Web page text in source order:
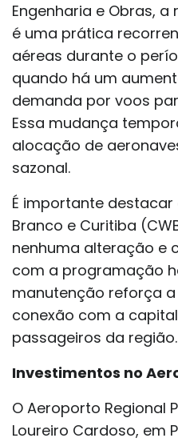
Engenharia e Obras,
é uma prática
aéreas durante o
quando há um
demanda por voos
Essa mudança
alocação de
sazonal.
É importante
Branco e Curitiba
nenhuma alteração e
com a programação
manutenção reforça
conexão com a
passageiros da região.
Investimentos no
O Aeroporto Regional
Loureiro Cardoso, em